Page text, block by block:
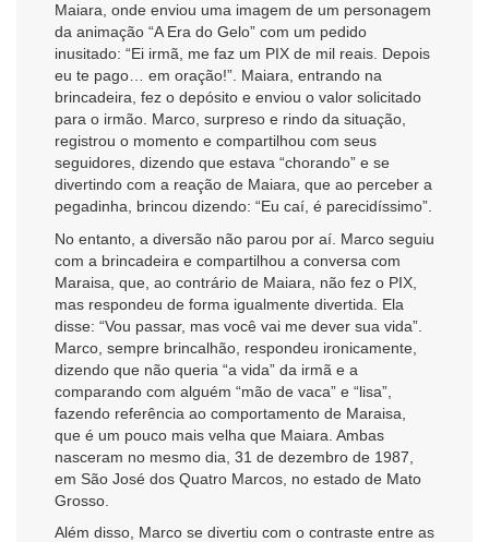
Maiara, onde enviou uma imagem de um personagem
da animação “A Era do Gelo” com um pedido
inusitado: “Ei irmã, me faz um PIX de mil reais. Depois
eu te pago… em oração!”. Maiara, entrando na
brincadeira, fez o depósito e enviou o valor solicitado
para o irmão. Marco, surpreso e rindo da situação,
registrou o momento e compartilhou com seus
seguidores, dizendo que estava “chorando” e se
divertindo com a reação de Maiara, que ao perceber a
pegadinha, brincou dizendo: “Eu caí, é parecidíssimo”.
No entanto, a diversão não parou por aí. Marco seguiu
com a brincadeira e compartilhou a conversa com
Maraisa, que, ao contrário de Maiara, não fez o PIX,
mas respondeu de forma igualmente divertida. Ela
disse: “Vou passar, mas você vai me dever sua vida”.
Marco, sempre brincalhão, respondeu ironicamente,
dizendo que não queria “a vida” da irmã e a
comparando com alguém “mão de vaca” e “lisa”,
fazendo referência ao comportamento de Maraisa,
que é um pouco mais velha que Maiara. Ambas
nasceram no mesmo dia, 31 de dezembro de 1987,
em São José dos Quatro Marcos, no estado de Mato
Grosso.
Além disso, Marco se divertiu com o contraste entre as